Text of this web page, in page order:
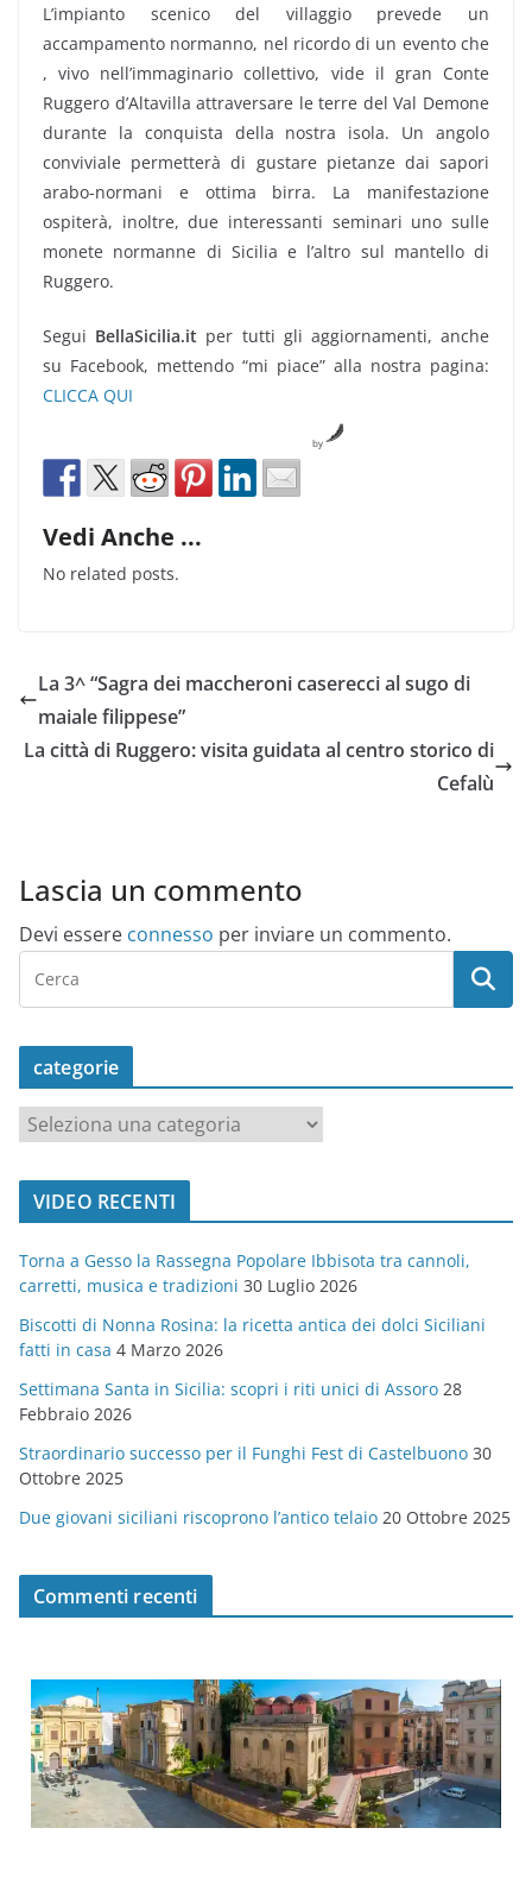
L’impianto scenico del villaggio prevede un
accampamento normanno, nel ricordo di un evento che
, vivo nell’immaginario collettivo, vide il gran Conte
Ruggero d’Altavilla attraversare le terre del Val Demone
durante la conquista della nostra isola. Un angolo
conviviale permetterà di gustare pietanze dai sapori
arabo-normani e ottima birra. La manifestazione
ospiterà, inoltre, due interessanti seminari uno sulle
monete normanne di Sicilia e l’altro sul mantello di
Ruggero.
Segui BellaSicilia.it per tutti gli aggiornamenti, anche
su Facebook, mettendo “mi piace” alla nostra pagina:
CLICCA QUI
by
Vedi Anche ...
No related posts.
La 3^ “Sagra dei maccheroni caserecci al sugo di
maiale filippese”
La città di Ruggero: visita guidata al centro storico di
Cefalù
Lascia un commento
Devi essere connesso per inviare un commento.
categorie
a
t
o
r
i
e
VIDEO RECENTI
Torna a Gesso la Rassegna Popolare Ibbisota tra cannoli,
carretti, musica e tradizioni 30 Luglio 2026
Biscotti di Nonna Rosina: la ricetta antica dei dolci Siciliani
fatti in casa 4 Marzo 2026
Settimana Santa in Sicilia: scopri i riti unici di Assoro 28
Febbraio 2026
Straordinario successo per il Funghi Fest di Castelbuono 30
Ottobre 2025
Due giovani siciliani riscoprono l’antico telaio 20 Ottobre 2025
Commenti recenti